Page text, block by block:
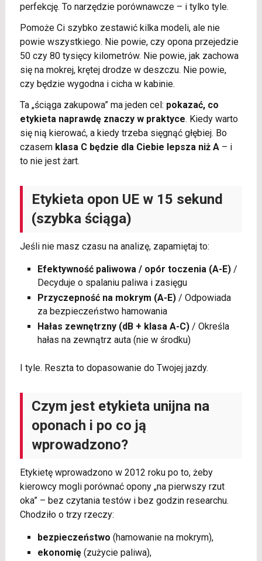
perfekcję. To narzędzie porównawcze – i tylko tyle.
Pomoże Ci szybko zestawić kilka modeli, ale nie
powie wszystkiego. Nie powie, czy opona przejedzie
50 czy 80 tysięcy kilometrów. Nie powie, jak zachowa
się na mokrej, krętej drodze w deszczu. Nie powie,
czy będzie wygodna i cicha w kabinie.
Ta „ściąga zakupowa” ma jeden cel: pokazać, co
etykieta naprawdę znaczy w praktyce. Kiedy warto
się nią kierować, a kiedy trzeba sięgnąć głębiej. Bo
czasem klasa C będzie dla Ciebie lepsza niż A– i
to nie jest żart.
Etykieta opon UE w 15 sekund
(szybka ściąga)
Jeśli nie masz czasu na analizę, zapamiętaj to:
Efektywność paliwowa / opór toczenia (A-E)/
Decyduje o spalaniu paliwa i zasięgu
Przyczepność na mokrym (A-E)/ Odpowiada
za bezpieczeństwo hamowania
Hałas zewnętrzny (dB + klasa A-C)/ Określa
hałas na zewnątrz auta (nie w środku)
I tyle. Reszta to dopasowanie do Twojej jazdy.
Czym jest etykieta unijna na
oponach i po co ją
wprowadzono?
Etykietę wprowadzono w 2012 roku po to, żeby
kierowcy mogli porównać opony „na pierwszy rzut
oka” – bez czytania testów i bez godzin researchu.
Chodziło o trzy rzeczy:
bezpieczeństwo (hamowanie na mokrym),
ekonomię(zużycie paliwa),